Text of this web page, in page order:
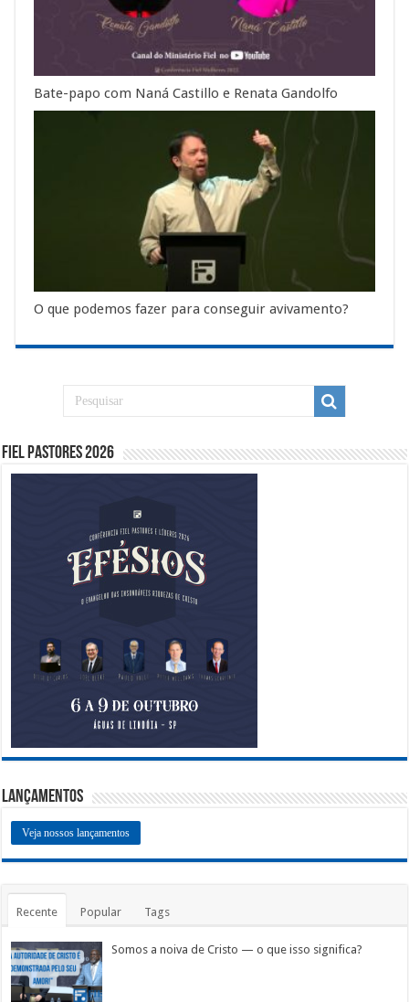
Bate-papo com Naná Castillo e Renata Gandolfo
O que podemos fazer para conseguir avivamento?
Fiel Pastores 2026
Lançamentos
Veja nossos lançamentos
Recente Popular Tags
Somos a noiva de Cristo — o que isso significa?